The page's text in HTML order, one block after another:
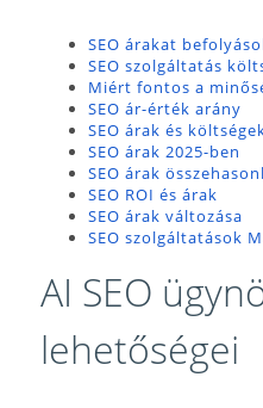
SEO árakat
SEO szolgáltatás
Miért fontos a
SEO ár-érték arány
SEO árak és
SEO árak 2025-ben
SEO árak
SEO ROI és árak
SEO árak változása
SEO szolgáltatások
AI SEO
lehetőségei